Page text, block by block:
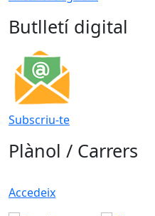
Butlletí digital
Subscriu-te
Plànol / Carrers
Accedeix